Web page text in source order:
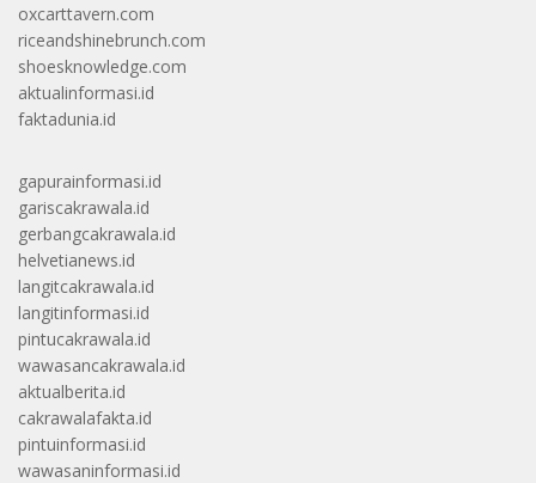
oxcarttavern.com
riceandshinebrunch.com
shoesknowledge.com
aktualinformasi.id
faktadunia.id
gapurainformasi.id
gariscakrawala.id
gerbangcakrawala.id
helvetianews.id
langitcakrawala.id
langitinformasi.id
pintucakrawala.id
wawasancakrawala.id
aktualberita.id
cakrawalafakta.id
pintuinformasi.id
wawasaninformasi.id